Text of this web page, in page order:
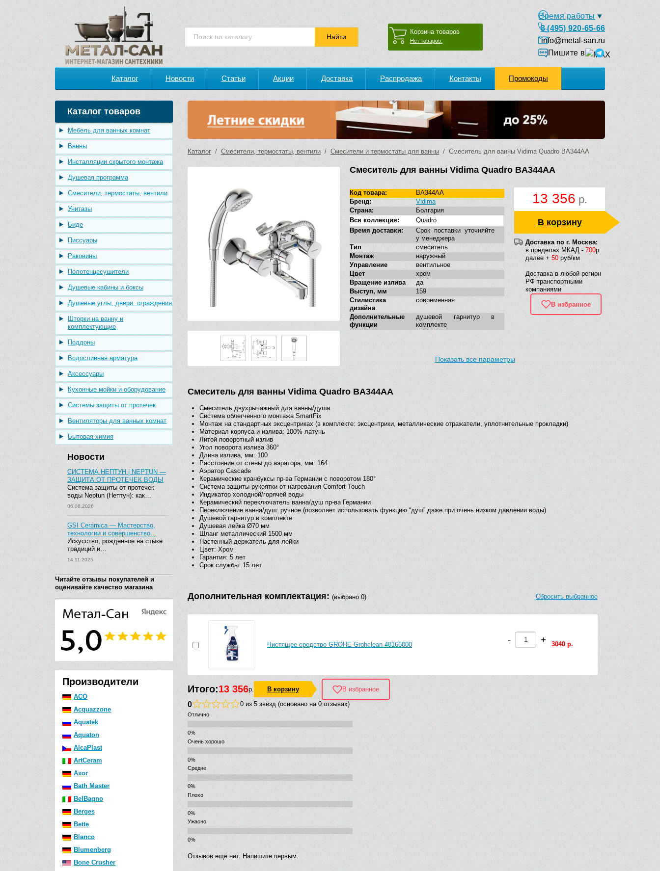
Корзина товаров
Нет товаров.
Время работы
8 (495) 920-65-66
info@metal-san.ru
Пишите в
Каталог Новости Статьи Акции Доставка Распродажа Контакты Промокоды
Каталог товаров
Мебель для ванных комнат
Ванны
Инсталляции скрытого монтажа
Душевая программа
Смесители, термостаты, вентили
Унитазы
Биде
Писсуары
Раковины
Полотенцесушители
Душевые кабины и боксы
Душевые углы, двери, ограждения
Шторки на ванну и
комплектующие
Поддоны
Водосливная арматура
Аксессуары
Кухонные мойки и оборудование
Системы защиты от протечек
Вентиляторы для ванных комнат
Бытовая химия
Новости
СИСТЕМА НЕПТУН | NEPTUN —
ЗАЩИТА ОТ ПРОТЕЧЕК ВОДЫ
Система защиты от протечек
воды Neptun (Нептун): как…
06.06.2026
GSI Ceramica — Мастерство,
технологии и совершенство…
Искусство, рожденное на стыке
традиций и…
14.11.2025
Читайте отзывы покупателей и
оценивайте качество магазина
Производители
ACO
Acquazzone
Aquatek
Aquaton
AlcaPlast
ArtCeram
Axor
Bath Master
BelBagno
Berges
Bette
Blanco
Blumenberg
Bone Crusher
Каталог / Смесители, термостаты, вентили / Смесители и термостаты для ванны / Смеситель для ванны Vidima Quadro BA344AA
Смеситель для ванны Vidima Quadro BA344AA
13 356 р.
В корзину
Доставка по г. Москва:
в пределах МКАД - 700р
далее + 50 руб/км
Доставка в любой регион
РФ транспортными
компаниями
В избранное
Код товара:
BA344AA
Бренд:
Vidima
Страна:
Болгария
Вся коллекция:
Quadro
Время доставки:
Срок поставки уточняйте
у менеджера
Тип
смеситель
Монтаж
наружный
Управление
вентильное
Цвет
хром
Вращение излива
да
Выступ, мм
159
Стилистика
дизайна
современная
Дополнительные
функции
душевой гарнитур в
комплекте
Показать все параметры
Смеситель для ванны Vidima Quadro BA344AA
Смеситель двухрычажный для ванны/душа
Система облегченного монтажа SmartFix
Монтаж на стандартных эксцентриках (в комплекте: эксцентрики, металлические отражатели, уплотнительные прокладки)
Материал корпуса и излива: 100% латунь
Литой поворотный излив
Угол поворота излива 360°
Длина излива, мм: 100
Расстояние от стены до аэратора, мм: 164
Аэратор Cascade
Керамические кранбуксы пр-ва Германии с поворотом 180°
Система защиты рукоятки от нагревания Comfort Touch
Индикатор холодной/горячей воды
Керамический переключатель ванна/душ пр-ва Германии
Переключение ванна/душ: ручное (позволяет использовать функцию “душ” даже при очень низком давлении воды)
Душевой гарнитур в комплекте
Душевая лейка Ø70 мм
Шланг металлический 1500 мм
Настенный держатель для лейки
Цвет: Хром
Гарантия: 5 лет
Срок службы: 15 лет
Дополнительная комплектация: (выбрано 0) Сбросить выбранное
Чистящее средство GROHE Grohclean 48166000 - + 3040 р.
Итого:13 356р. В корзину В избранное
0 0 из 5 звёзд (основано на 0 отзывах)
Отлично
Очень хорошо
Средне
Плохо
Ужасно
Отзывов ещё нет. Напишите первым.